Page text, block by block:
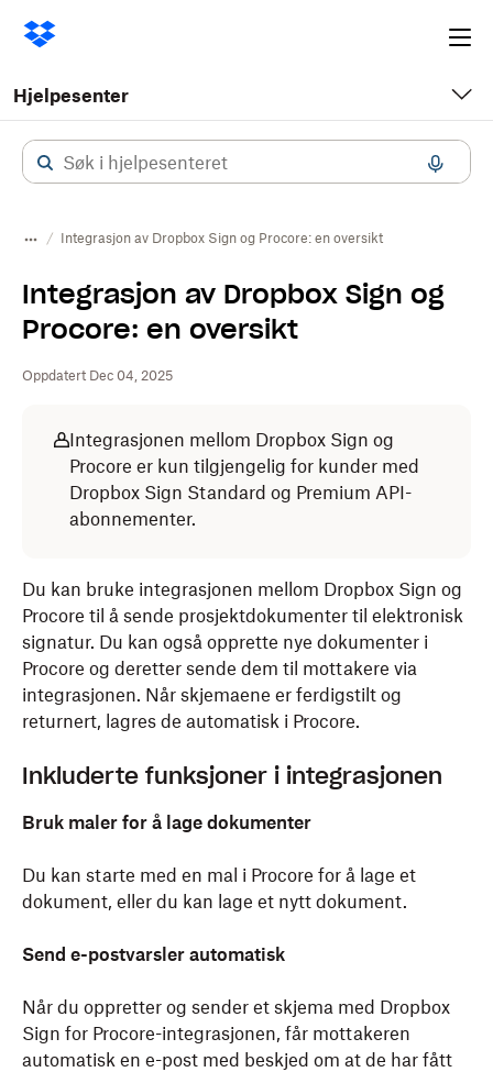
Hjelpesenter
Integrasjon av Dropbox Sign og Procore: en oversikt
Integrasjon av Dropbox Sign og
Procore: en oversikt
Oppdatert Dec 04, 2025
Integrasjonen mellom Dropbox Sign og
Procore er kun tilgjengelig for kunder med
Dropbox Sign Standard og Premium API-
abonnementer.
Du kan bruke integrasjonen mellom Dropbox Sign og
Procore til å sende prosjektdokumenter til elektronisk
signatur. Du kan også opprette nye dokumenter i
Procore og deretter sende dem til mottakere via
integrasjonen. Når skjemaene er ferdigstilt og
returnert, lagres de automatisk i Procore.
Inkluderte funksjoner i integrasjonen
Bruk maler for å lage dokumenter
Du kan starte med en mal i Procore for å lage et
dokument, eller du kan lage et nytt dokument.
Send e-postvarsler automatisk
Når du oppretter og sender et skjema med Dropbox
Sign for Procore-integrasjonen, får mottakeren
automatisk en e-post med beskjed om at de har fått